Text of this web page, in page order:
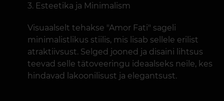
Esteetika ja Minimalism
Visuaalselt tehakse "Amor Fati" sageli
minimalistlikus stiilis, mis lisab sellele erilist
atraktiivsust. Selged jooned ja disaini lihtsus
teevad selle tätoveeringu ideaalseks neile, kes
hindavad lakoonilisust ja elegantsust.